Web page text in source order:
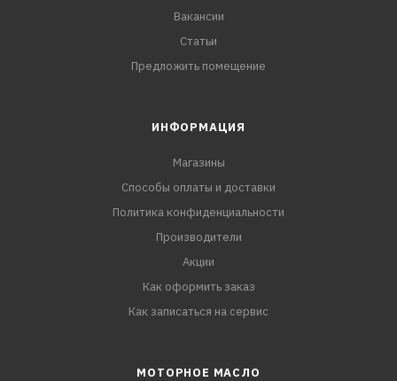
Вакансии
Статьи
Предложить помещение
ИНФОРМАЦИЯ
Магазины
Способы оплаты и доставки
Политика конфиденциальности
Производители
Акции
Как оформить заказ
Как записаться на сервис
МОТОРНОЕ МАСЛО